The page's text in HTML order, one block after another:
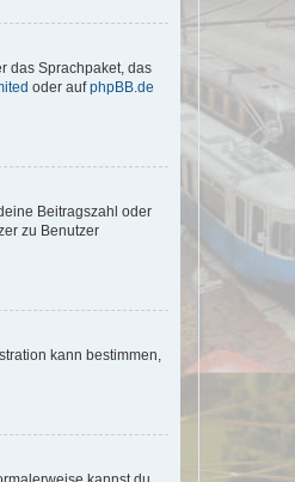
das Sprachpaket, das
oder aufphpBB.de
Beitragszahl oder
zu Benutzer
kann bestimmen,